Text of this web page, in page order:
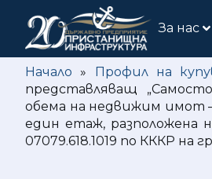
За нас
Начало » Профил на
представляващ
обема на недвижим имот –
един етаж, разположена
07079.618.1019 по КККР на